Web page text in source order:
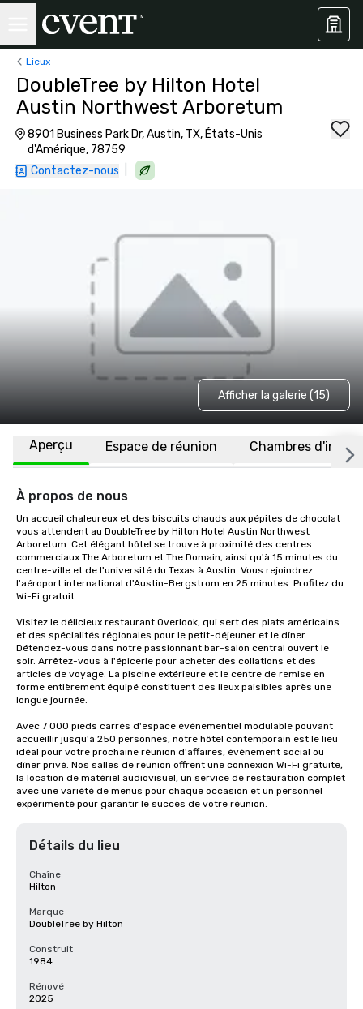
Lieux
DoubleTree by Hilton Hotel
Austin Northwest Arboretum
8901 Business Park Dr, Austin, TX, États-Unis
d'Amérique, 78759
Contactez-nous
Afficher la galerie (15)
Aperçu Espace de réunion Chambres
À propos de nous
Un accueil chaleureux et des biscuits chauds aux pépites de chocolat
vous attendent au DoubleTree by Hilton Hotel Austin Northwest
Arboretum. Cet élégant hôtel se trouve à proximité des centres
commerciaux The Arboretum et The Domain, ainsi qu'à 15 minutes du
centre-ville et de l'université du Texas à Austin. Vous rejoindrez
l'aéroport international d'Austin-Bergstrom en 25 minutes. Profitez du
Wi-Fi gratuit.
Visitez le délicieux restaurant Overlook, qui sert des plats américains
et des spécialités régionales pour le petit-déjeuner et le dîner.
Détendez-vous dans notre passionnant bar-salon central ouvert le
soir. Arrêtez-vous à l'épicerie pour acheter des collations et des
articles de voyage. La piscine extérieure et le centre de remise en
forme entièrement équipé constituent des lieux paisibles après une
longue journée.
Avec 7 000 pieds carrés d'espace événementiel modulable pouvant
accueillir jusqu'à 250 personnes, notre hôtel contemporain est le lieu
idéal pour votre prochaine réunion d'affaires, événement social ou
dîner privé. Nos salles de réunion offrent une connexion Wi-Fi gratuite,
la location de matériel audiovisuel, un service de restauration complet
avec une variété de menus pour chaque occasion et un personnel
expérimenté pour garantir le succès de votre réunion.
Détails du lieu
Chaîne
Hilton
Marque
DoubleTree by Hilton
Construit
1984
Rénové
2025